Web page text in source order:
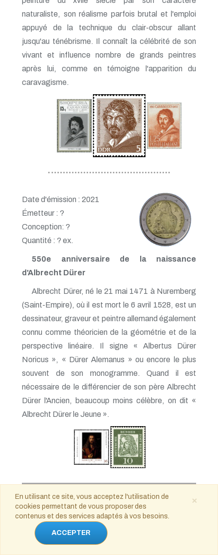
naturaliste, son réalisme parfois brutal et l'emploi
appuyé de la technique du clair-obscur allant
jusqu'au ténébrisme. Il connaît la célébrité de son
vivant et influence nombre de grands peintres
après lui, comme en témoigne l'apparition du
caravagisme.
Date d'émission : 2021
Émetteur : ?
Conception: ?
Quantité : ? ex.
550e anniversaire de la naissance
d'Albrecht Dürer
Albrecht Dürer, né le 21 mai 1471 à Nuremberg
(Saint-Empire), où il est mort le 6 avril 1528, est un
dessinateur, graveur et peintre allemand également
connu comme théoricien de la géométrie et de la
perspective linéaire. Il signe « Albertus Dürer
Noricus », « Dürer Alemanus » ou encore le plus
souvent de son monogramme. Quand il est
nécessaire de le différencier de son père Albrecht
Dürer l'Ancien, beaucoup moins célèbre, on dit «
Albrecht Dürer le Jeune ».
Slovaquie
Date d'émission : 2021
Émetteur : ?
×
En utilisant ce site, vous acceptez l'utilisation de
cookies permettant de vous proposer des
contenus et des services adaptés à vos besoins.
ACCEPTER